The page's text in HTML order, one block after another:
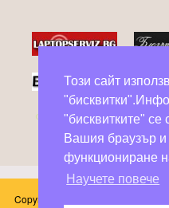
Фейсбук групи в помощ
Copyright © 2026 Блог
Този сайт
"бисквитките"
Вашия браузър и
функциониране
Научете повече